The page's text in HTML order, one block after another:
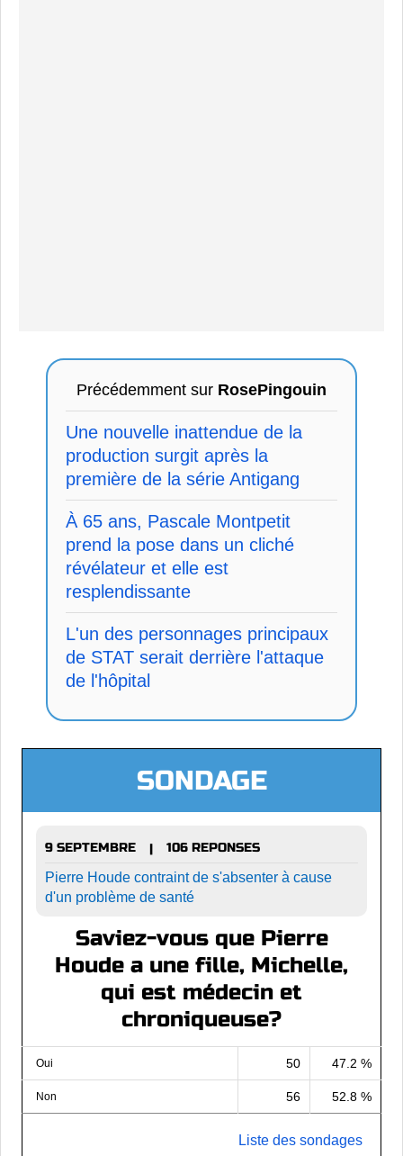
Précédemment sur RosePingouin
Une nouvelle inattendue de la
production surgit après la
première de la série Antigang
À 65 ans, Pascale Montpetit
prend la pose dans un cliché
révélateur et elle est
resplendissante
L'un des personnages principaux
de STAT serait derrière l'attaque
de l'hôpital
SONDAGE
9 SEPTEMBRE |
106 REPONSES
Pierre Houde contraint de s'absenter à cause
d'un problème de santé
Saviez-vous que Pierre
Houde a une fille, Michelle,
qui est médecin et
chroniqueuse?
Oui 50 47.2 %
Non 56 52.8 %
Liste des sondages